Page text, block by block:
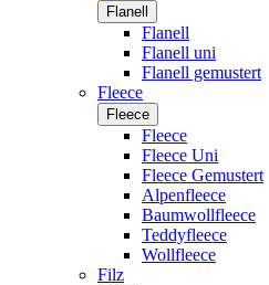
Flanell
Flanell
Flanell uni
Flanell gemustert
Fleece
Fleece
Fleece
Fleece Uni
Fleece Gemustert
Alpenfleece
Baumwollfleece
Teddyfleece
Wollfleece
Filz